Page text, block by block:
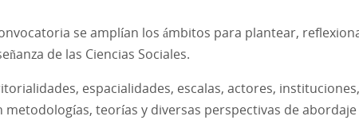
se amplían los ámbitos para plantear,
de las Ciencias Sociales.
espacialidades, escalas, actores, instituciones,
teorías y diversas perspectivas de